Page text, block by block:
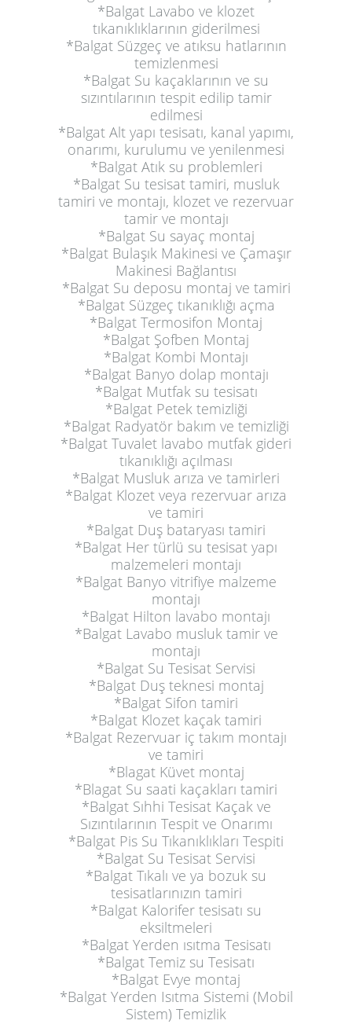
*Balgat Lavabo ve klozet
tıkanıklıklarının giderilmesi
*Balgat Süzgeç ve atıksu hatlarının
temizlenmesi
*Balgat Su kaçaklarının ve su
sızıntılarının tespit edilip tamir
edilmesi
*Balgat Alt yapı tesisatı, kanal yapımı,
onarımı, kurulumu ve yenilenmesi
*Balgat Atık su problemleri
*Balgat Su tesisat tamiri, musluk
tamiri ve montajı, klozet ve rezervuar
tamir ve montajı
*Balgat Su sayaç montaj
*Balgat Bulaşık Makinesi ve Çamaşır
Makinesi Bağlantısı
*Balgat Su deposu montaj ve tamiri
*Balgat Süzgeç tıkanıklığı açma
*Balgat Termosifon Montaj
*Balgat Şofben Montaj
*Balgat Kombi Montajı
*Balgat Banyo dolap montajı
*Balgat Mutfak su tesisatı
*Balgat Petek temizliği
*Balgat Radyatör bakım ve temizliği
*Balgat Tuvalet lavabo mutfak gideri
tıkanıklığı açılması
*Balgat Musluk arıza ve tamirleri
*Balgat Klozet veya rezervuar arıza
ve tamiri
*Balgat Duş bataryası tamiri
*Balgat Her türlü su tesisat yapı
malzemeleri montajı
*Balgat Banyo vitrifiye malzeme
montajı
*Balgat Hilton lavabo montajı
*Balgat Lavabo musluk tamir ve
montajı
*Balgat Su Tesisat Servisi
*Balgat Duş teknesi montaj
*Balgat Sifon tamiri
*Balgat Klozet kaçak tamiri
*Balgat Rezervuar iç takım montajı
ve tamiri
*Blagat Küvet montaj
*Blagat Su saati kaçakları tamiri
*Balgat Sıhhi Tesisat Kaçak ve
Sızıntılarının Tespit ve Onarımı
*Balgat Pis Su Tıkanıklıkları Tespiti
*Balgat Su Tesisat Servisi
*Balgat Tıkalı ve ya bozuk su
tesisatlarınızın tamiri
*Balgat Kalorifer tesisatı su
eksiltmeleri
*Balgat Yerden ısıtma Tesisatı
*Balgat Temiz su Tesisatı
*Balgat Evye montaj
*Balgat Yerden Isıtma Sistemi (Mobil
Sistem) Temizlik